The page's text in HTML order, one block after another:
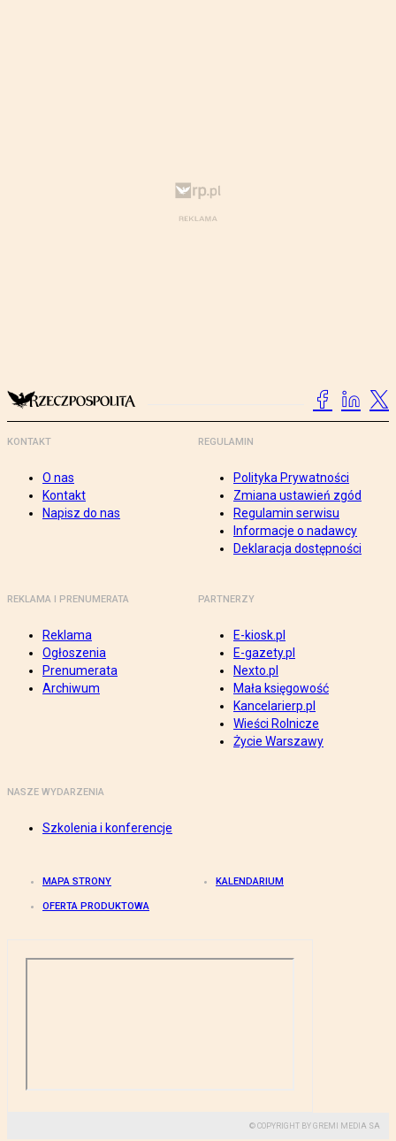
KONTAKT
O nas
Kontakt
Napisz do nas
REGULAMIN
Polityka Prywatności
Zmiana ustawień zgód
Regulamin serwisu
Informacje o nadawcy
Deklaracja dostępności
REKLAMA I PRENUMERATA
Reklama
Ogłoszenia
Prenumerata
Archiwum
PARTNERZY
E-kiosk.pl
E-gazety.pl
Nexto.pl
Mała księgowość
Kancelarierp.pl
Wieści Rolnicze
Życie Warszawy
NASZE WYDARZENIA
Szkolenia i konferencje
MAPA STRONY KALENDARIUM
OFERTA PRODUKTOWA
© COPYRIGHT BY GREMI MEDIA SA